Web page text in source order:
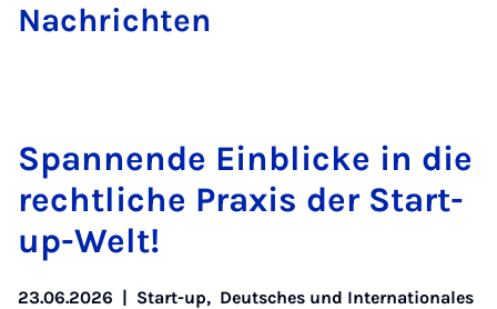
Nach­rich­ten
Span­nen­de Ein­bli­cke in die
recht­li­che Pra­xis der Start-
up-Welt!
23.06.2026 | Start-up, Deutsches und Internationales